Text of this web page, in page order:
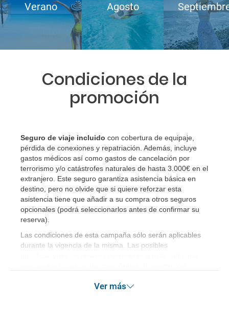
Verano Agosto
Condiciones de la
promoción
Seguro de viaje incluido con cobertura de equipaje,
pérdida de conexiones y repatriación. Además, incluye
gastos médicos así como gastos de cancelación por
terrorismo y/o catástrofes naturales de hasta 3.000€ en el
extranjero. Este seguro garantiza asistencia básica en
destino, pero no olvide que si quiere reforzar esta
asistencia tiene que añadir a su compra otros seguros
opcionales (podrá seleccionarlos antes de confirmar su
reserva)
Las condiciones de esta campaña sólo serán aplicables
durante la vigencia de la misma. Las posibles
Ver más